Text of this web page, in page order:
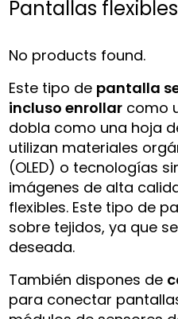
Pantallas
No products found.
Este tipo de pantalla
incluso enrollar como
dobla como una hoja
utilizan materiales
(OLED) o tecnologías
imágenes de alta
flexibles. Este tipo de
sobre tejidos, ya que
deseada.
También dispones de
para conectar